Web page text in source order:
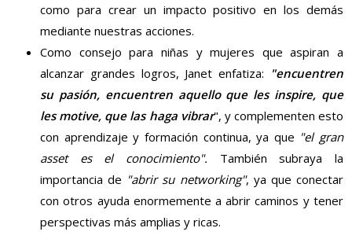
como para crear un impacto positivo en los demás
mediante nuestras acciones.
Como consejo para niñas y mujeres que aspiran a
alcanzar grandes logros, Janet enfatiza: "encuentren
su pasión, encuentren aquello que les inspire, que
les motive, que las haga vibrar", y complementen esto
con aprendizaje y formación continua, ya que "el gran
asset es el conocimiento". También subraya la
importancia de "abrir su networking", ya que conectar
con otros ayuda enormemente a abrir caminos y tener
perspectivas más amplias y ricas.